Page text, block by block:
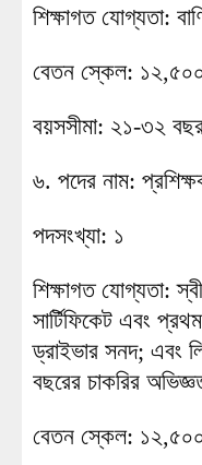
শিক্ষাগত যোগ্যতা:
বেতন স্কেল:
বয়সসীমা: ২১-৩২
৬. পদের নাম:
পদসংখ্যা: ১
শিক্ষাগত যোগ্যতা:
সার্টিফিকেট এবং
ড্রাইভার সনদ; এবং
বছরের চাকরির
বেতন স্কেল: